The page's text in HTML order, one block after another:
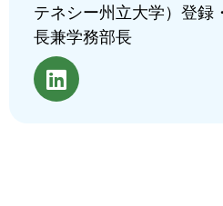
テネシー州立大学）登録
長兼学務部長